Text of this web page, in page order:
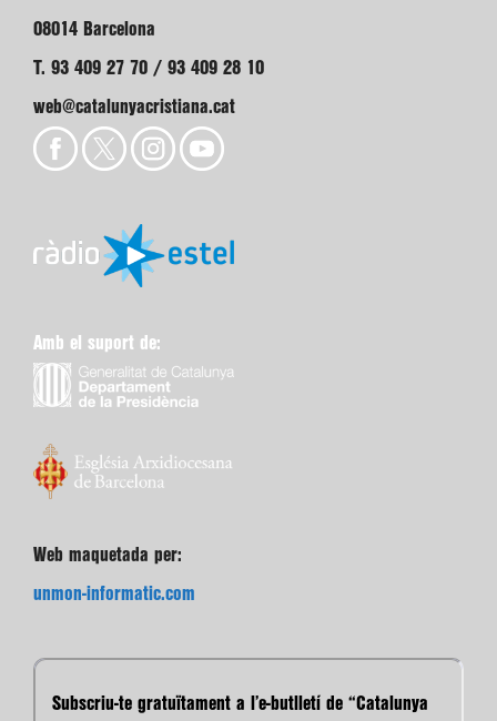
08014 Barcelona
T. 93 409 27 70 / 93 409 28 10
web@catalunyacristiana.cat
Amb el suport de:
Web maquetada per:
unmon-informatic.com
Subscriu-te gratuïtament a l’e-butlletí de “Catalunya